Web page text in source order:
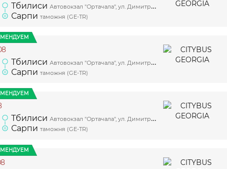
Тбилиси Автовокзал "Ортачала", ул. Димитри Гулия, 5, платформа 2
Сарпи таможня (GE-TR)
Тбилиси Автовокзал "Ортачала", ул. Димитри Гулия, 5, платформа 2
Сарпи таможня (GE-TR)
Тбилиси Автовокзал "Ортачала", ул. Димитри Гулия, 5, платформа 2
Сарпи таможня (GE-TR)